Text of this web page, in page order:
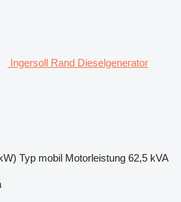
Ingersoll Rand Dieselgenerator
Typ mobil Motorleistung 62,5 kVA